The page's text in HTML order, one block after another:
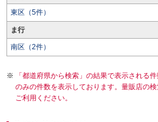
東区（5件）
ま行
南区（2件）
「都道府県から検索」の結果で表示される
のみの件数を表示しております。量販店の
ご利用ください。